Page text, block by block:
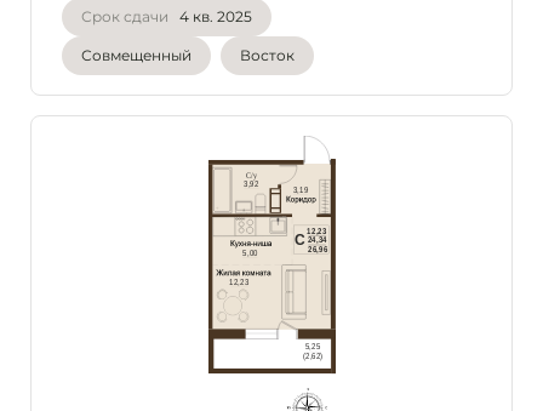
Срок сдачи 4 кв. 2025
Совмещенный Восток